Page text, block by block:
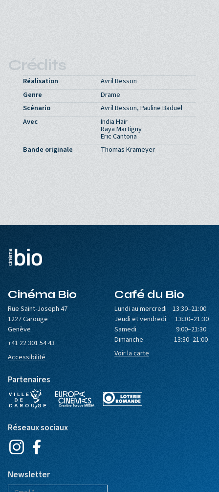
Crédits
Réalisation
Avril Besson
Genre
Drame
Scénario
Avril Besson, Pauline Baduel
Avec
India Hair
Raya Martigny
Eric Cantona
Bande originale
Thomas Krameyer
Cinéma Bio
Rue Saint-Joseph 47
1227 Carouge
Genève
+41 22 301 54 43
Accessibilité
Café du Bio
Lundi au mercredi 13:30–21:00
Jeudi et vendredi 13:30–21:30
Samedi 9:00–21:30
Dimanche 13:30–21:00
Voir la carte
Partenaires
Réseaux sociaux
Newsletter